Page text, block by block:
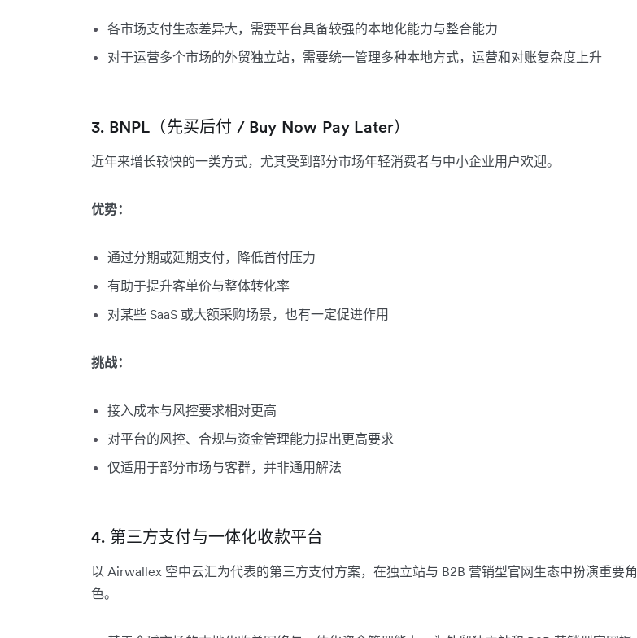
各市场支付生态差异大，需要平台具备较强的本地化能力与整合能力
对于运营多个市场的外贸独立站，需要统一管理多种本地方式，运营和对账复杂度上升
3. BNPL（先买后付 / Buy Now Pay Later）
近年来增长较快的一类方式，尤其受到部分市场年轻消费者与中小企业用户欢迎。
优势：
通过分期或延期支付，降低首付压力
有助于提升客单价与整体转化率
对某些 SaaS 或大额采购场景，也有一定促进作用
挑战：
接入成本与风控要求相对更高
对平台的风控、合规与资金管理能力提出更高要求
仅适用于部分市场与客群，并非通用解法
4. 第三方支付与一体化收款平台
以 Airwallex 空中云汇为代表的第三方支付方案，在独立站与 B2B 营销型官网生态中扮演重要角
色。